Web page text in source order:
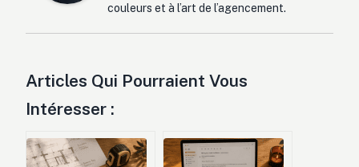
couleurs et à l’art de l’agencement.
Articles Qui Pourraient Vous
Intéresser :